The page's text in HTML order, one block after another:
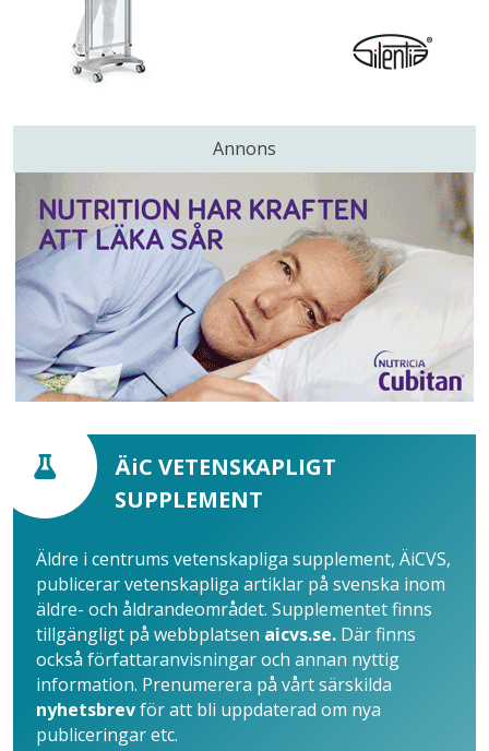
Annons
ÄiC VETENSKAPLIGT
SUPPLEMENT
Äldre i centrums vetenskapliga supplement, ÄiCVS,
publicerar vetenskapliga artiklar på svenska inom
äldre- och åldrandeområdet. Supplementet finns
tillgängligt på webbplatsen aicvs.se. Där finns
också författaranvisningar och annan nyttig
information. Prenumerera på vårt särskilda
nyhetsbrevför att bli uppdaterad om nya
publiceringar etc.